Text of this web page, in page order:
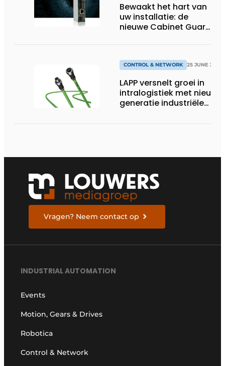
Bewaakt het hart van
uw installatie: de
nieuwe Cabinet Guard
CONTROL & NETWORK 25 JUNE 2026
LAPP versnelt groei in
intralogistiek met nieuwe
generatie industriële
Vragen? Neem contact op
INDUSTRIAL AUTOMATION
Events
Motion, Gears & Drives
Robotica
Control & Network